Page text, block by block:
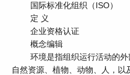
国际标准化组织（ISO）
定 义
企业资格认证
概念编辑
环境是指组织运行活动的外
自然资源、植物、动物、人，以